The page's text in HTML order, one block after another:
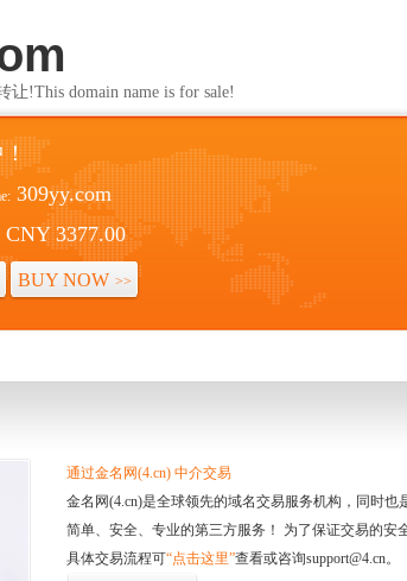
!This domain name is for sale!
！
309yy.com
CNY 3377.00
BUY NOW >>
通过金名网(4.cn) 中介交易
金名网(4.cn)是全球领先的域名交易服务机构，同时
简单、安全、专业的第三方服务！ 为了保证交易的安
具体交易流程可“点击这里”查看或咨询support@4.cn。